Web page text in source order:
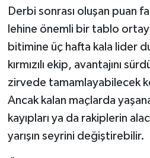
Derbi sonrası oluşan puan
lehine önemli bir tablo
bitimine üç hafta kala lider
kırmızılı ekip, avantajını
zirvede tamamlayabilecek
Ancak kalan maçlarda
kayıpları ya da rakiplerin
yarışın seyrini değiştirebilir.